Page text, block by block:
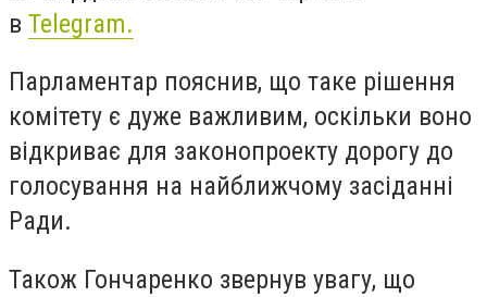
в Telegram.
Парламентар пояснив, що таке рішення
комітету є дуже важливим, оскільки воно
відкриває для законопроекту дорогу до
голосування на найближчому засіданні
Ради.
Також Гончаренко звернув увагу, що